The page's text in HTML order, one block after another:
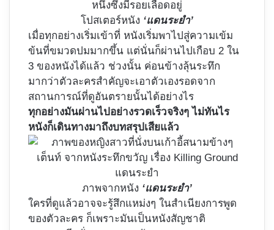
โปสเตอร์หนัง ‘แดนระยำ’
เมื่อทุกอย่างเริ่มเข้าที่ หนังเริ่มพาไปสู่ความเข้ม
ข้นที่ขมวดปมมากขึ้น แต่นั่นก็ผ่านไปเกือบ 2 ใน
3 ของหนังได้แล้ว ช่วงนั้น ค่อนข้างลุ้นระทึก
มากว่าตัวละครสำคัญจะเอาตัวเองรอดจาก
สถานการณ์ที่ดูอันตรายนั้นได้อย่างไร
ทุกอย่างมันผ่านไปอย่างรวดเร็วจริงๆ ไม่ทันไร
หนังก็เดินทางมาถึงบทสรุปเสียแล้ว
ภาพจากหนัง ‘แดนระยำ’
ใครที่ดูแล้วอาจจะรู้สึกแหม่งๆ ในสำเนียงการพูด
ของตัวละคร ก็เพราะมันเป็นหนังสัญชาติ